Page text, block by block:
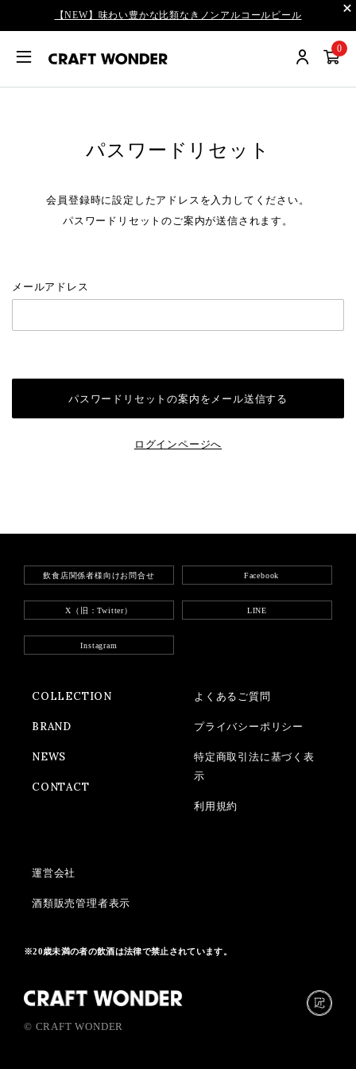
【NEW】味わい豊かな比類なきノンアルコールビール
0
パスワードリセット
会員登録時に設定したアドレスを入力してください。
パスワードリセットのご案内が送信されます。
メールアドレス
ログインページへ
飲食店関係者様向けお問合せ Facebook
X（旧：Twitter） LINE
Instagram
COLLECTION
BRAND
NEWS
CONTACT
よくあるご質問
プライバシーポリシー
特定商取引法に基づく表
示
利用規約
運営会社
酒類販売管理者表示
※20歳未満の者の飲酒は法律で禁止されています。
© CRAFT WONDER